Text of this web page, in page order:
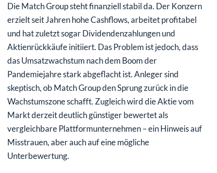
Die Match Group steht finanziell stabil da. Der Konzern
erzielt seit Jahren hohe Cashflows, arbeitet profitabel
und hat zuletzt sogar Dividendenzahlungen und
Aktienrückkäufe initiiert. Das Problem ist jedoch, dass
das Umsatzwachstum nach dem Boom der
Pandemiejahre stark abgeflacht ist. Anleger sind
skeptisch, ob Match Group den Sprung zurück in die
Wachstumszone schafft. Zugleich wird die Aktie vom
Markt derzeit deutlich günstiger bewertet als
vergleichbare Plattformunternehmen – ein Hinweis auf
Misstrauen, aber auch auf eine mögliche
Unterbewertung.